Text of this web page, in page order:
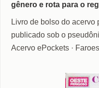
gênero e rota para o
Livro de bolso do acervo
publicado sob o
Acervo ePockets ·